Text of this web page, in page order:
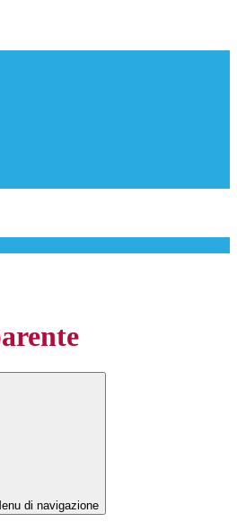
di navigazione